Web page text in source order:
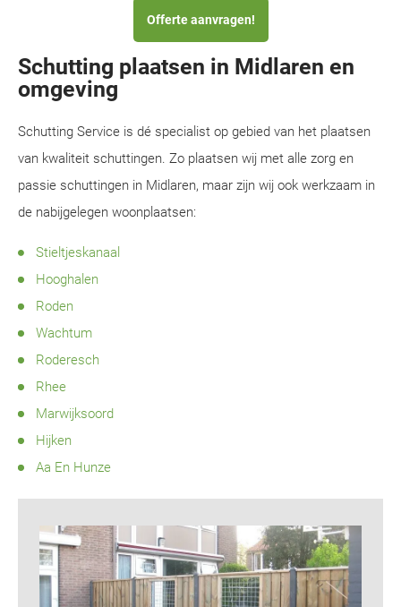
Offerte aanvragen!
Schutting plaatsen in Midlaren en
omgeving
Schutting Service is dé specialist op gebied van het plaatsen
van kwaliteit schuttingen. Zo plaatsen wij met alle zorg en
passie schuttingen in Midlaren, maar zijn wij ook werkzaam in
de nabijgelegen woonplaatsen:
Stieltjeskanaal
Hooghalen
Roden
Wachtum
Roderesch
Rhee
Marwijksoord
Hijken
Aa En Hunze